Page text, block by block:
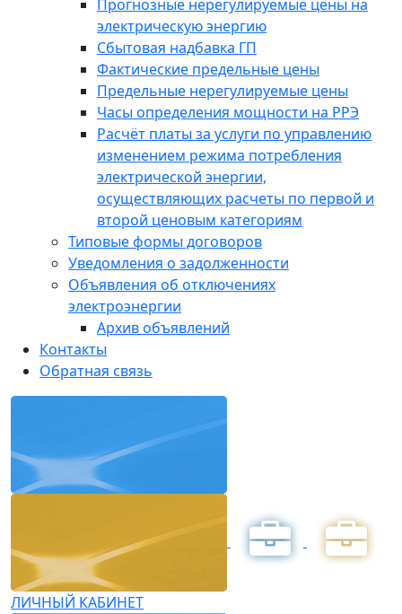
Прогнозные нерегулируемые цены на
электрическую энергию
Сбытовая надбавка ГП
Фактические предельные цены
Предельные нерегулируемые цены
Часы определения мощности на РРЭ
Расчёт платы за услуги по управлению
изменением режима потребления
электрической энергии,
осуществляющих расчеты по первой и
второй ценовым категориям
Типовые формы договоров
Уведомления о задолженности
Объявления об отключениях
электроэнергии
Архив объявлений
Контакты
Обратная связь
ЛИЧНЫЙ КАБИНЕТ